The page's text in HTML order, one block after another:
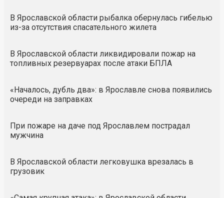
В Ярославской области рыбалка обернулась гибелью
из-за отсутствия спасательного жилета
В Ярославской области ликвидировали пожар на
топливных резервуарах после атаки БПЛА
«Началось, дубль два»: в Ярославле снова появились
очереди на заправках
При пожаре на даче под Ярославлем пострадал
мужчина
В Ярославской области легковушка врезалась в
грузовик